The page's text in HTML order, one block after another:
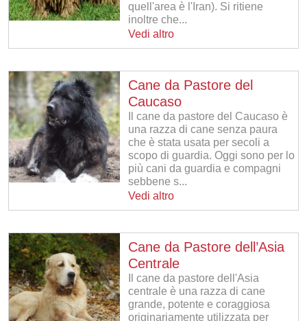
quell'area è l'Iran). Si ritiene
inoltre che...
Vedi altro
Cane da Pastore del
Caucaso
Il cane da pastore del Caucaso è
una razza di cane senza paura
che è stata usata per secoli a
scopo di guardia. Oggi sono per lo
più cani da guardia e compagni
sebbene s...
Vedi altro
Cane da Pastore dell’Asia
Centrale
Il cane da pastore dell'Asia
centrale è una razza di cane
grande, potente e coraggiosa
originariamente utilizzata per